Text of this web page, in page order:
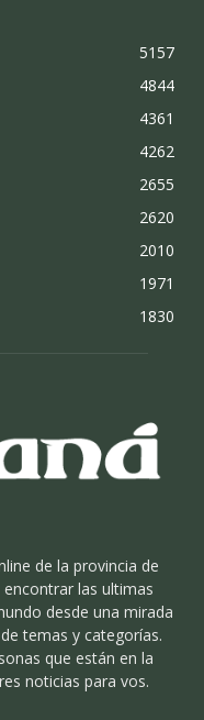
5157
4844
4361
4262
2655
2620
2010
1971
1830
de la provincia de
las ultimas
desde una mirada
temas y categorías.
que están en la
noticias para vos.